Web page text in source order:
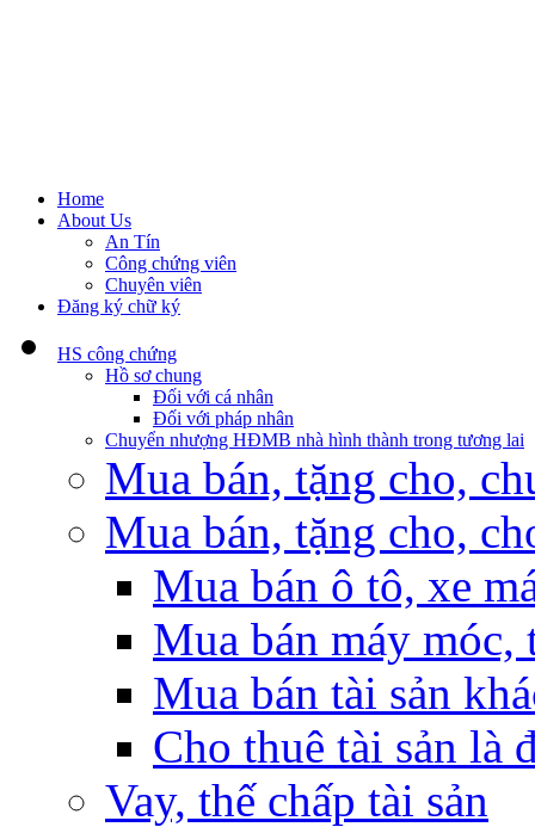
Home
About Us
An Tín
Công chứng viên
Chuyên viên
Đăng ký chữ ký
HS công chứng
Hồ sơ chung
Đối với cá nhân
Đối với pháp nhân
Chuyển nhượng HĐMB nhà hình thành trong tương lai
Mua bán, tặng cho,
Mua bán, tặng cho,
Mua bán ô tô, xe
Mua bán máy móc,
Mua bán tài sản
Cho thuê tài sản là
Vay, thế chấp tài sản